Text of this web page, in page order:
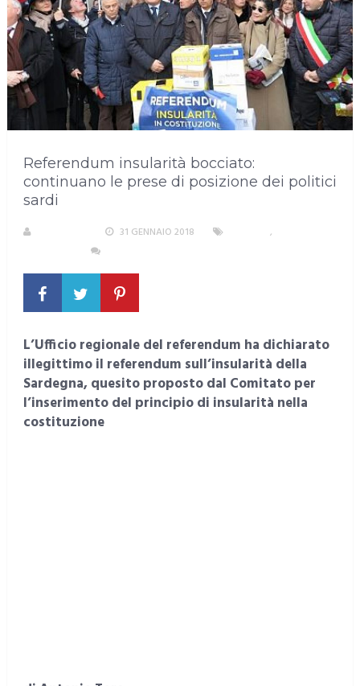
Referendum insularità bocciato:
continuano le prese di posizione dei politici
sardi
31 GENNAIO 2018
,
L’Ufficio regionale del referendum ha dichiarato
illegittimo il referendum sull’insularità della
Sardegna, quesito proposto dal Comitato per
l’inserimento del principio di insularità nella
costituzione